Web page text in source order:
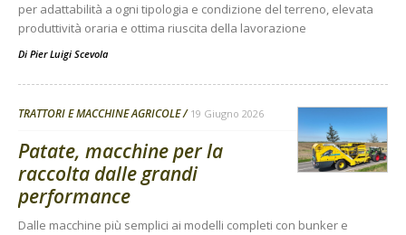
per adattabilità a ogni tipologia e condizione del terreno, elevata
produttività oraria e ottima riuscita della lavorazione
Di Pier Luigi Scevola
TRATTORI E MACCHINE AGRICOLE 19 Giugno 2026
Patate, macchine per la
raccolta dalle grandi
performance
Dalle macchine più semplici ai modelli completi con bunker e